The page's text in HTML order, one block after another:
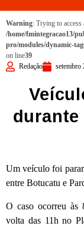
Warning: Trying to
/home/fmintegracao13/
pro/modules/dynamic-
on line39
Redação
setembro
Um veículo foi
entre Botucatu e
O caso ocorreu às
volta das 11h no